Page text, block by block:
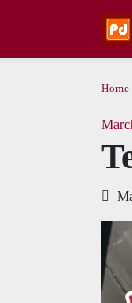
Home